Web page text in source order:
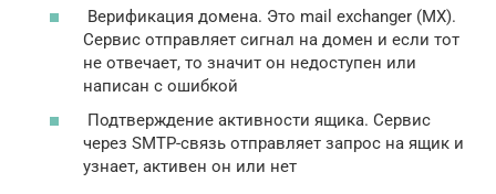
Верификация домена. Это mail exchanger (MX).
Сервис отправляет сигнал на домен и если тот
не отвечает, то значит он недоступен или
написан с ошибкой
Подтверждение активности ящика. Сервис
через SMTP-связь отправляет запрос на ящик и
узнает, активен он или нет